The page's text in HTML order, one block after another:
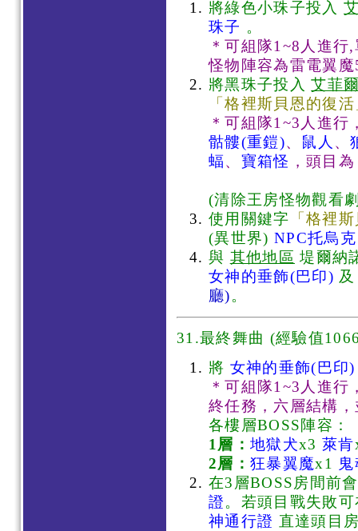
將綠色小珠子投入
珠子 。
＊可組隊1~8人進
怪物陣容為雷電翼
將黑珠子投入艾菲
「格裡斯貝恩的復
＊可組隊1~3人進行
骷髏(重鎧)、 鼠人 、
蝠、 寶箱怪 ，頭目
(清除王房怪物觀看
使用關鍵字 「格裡
(異世界) NPC托烏克
與 其他地區 堤爾納
女神的垂飾(巴印)
廳)。
31.最終舞曲 (經驗值
將 女神的垂飾(巴印)
＊可組隊1~3人進
終任務，六層結構
各樓層BOSS陣容：
1層： 地獄犬x3 萊肯
2層： 狂暴翼魔x1
在3層BOSS房間前
證。若頭目戰失敗
神通行證 直達頭目